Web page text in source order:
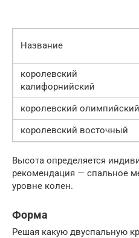
Название
королевский
калифорнийский
королевский олимпийский
королевский восточный
Высота определяется
рекомендация — спальное
уровне колен.
Форма
Решая какую двуспальную